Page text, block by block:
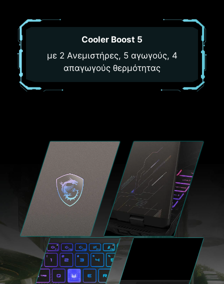
Cooler Boost 5
με 2 Ανεμιστήρες, 5 αγωγούς, 4
απαγωγούς θερμότητας